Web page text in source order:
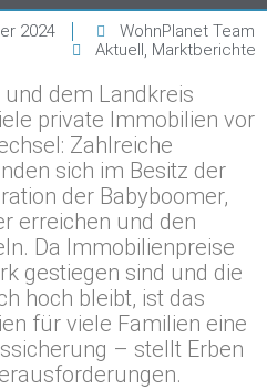
2024
WohnPlanet Team
Aktuell, Marktberichte
dem Landkreis
private Immobilien vor
Zahlreiche
sich im Besitz der
der Babyboomer,
erreichen und den
Da Immobilienpreise
gestiegen sind und die
hoch bleibt, ist das
für viele Familien eine
– stellt Erben